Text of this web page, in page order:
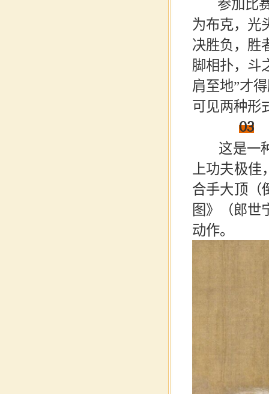
参加比赛
为布克，光
决胜负，胜
脚相扑，斗
肩至地”才
可见两种形
03
这是一
上功夫极
合手大顶（
图》（郎世
动作。